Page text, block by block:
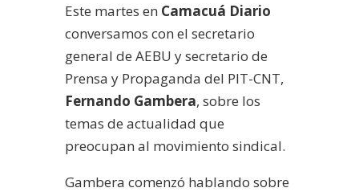
Este martes en Camacuá Diario
conversamos con el secretario
general de AEBU y secretario de
Prensa y Propaganda del PIT-CNT,
Fernando Gambera, sobre los
temas de actualidad que
preocupan al movimiento sindical.
Gambera comenzó hablando sobre